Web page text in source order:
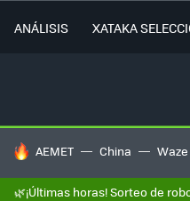
ANÁLISIS XATAKA
HOY SE HABLA DE
AEMET China Waze
🌿¡Últimas horas! Sorteo de